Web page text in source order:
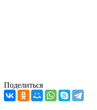
Поделиться